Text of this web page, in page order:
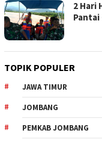
2 Hari
Pantai
TOPIK POPULER
JAWA TIMUR
JOMBANG
PEMKAB JOMBANG